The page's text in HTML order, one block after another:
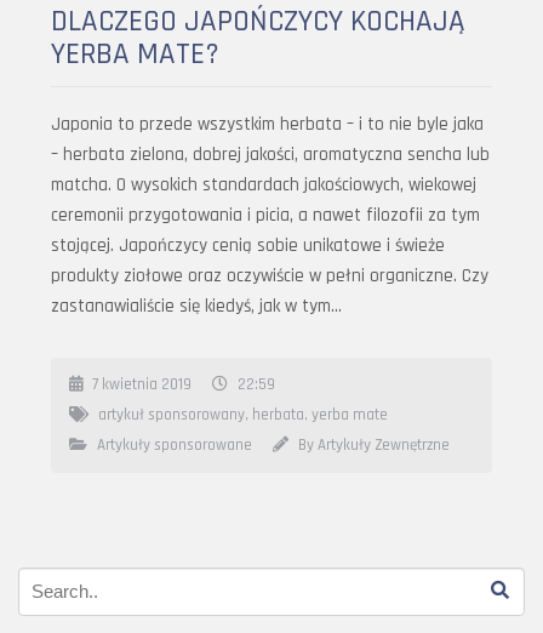
DLACZEGO JAPOŃCZYCY KOCHAJĄ
YERBA MATE?
Japonia to przede wszystkim herbata – i to nie byle jaka
– herbata zielona, dobrej jakości, aromatyczna sencha lub
matcha. O wysokich standardach jakościowych, wiekowej
ceremonii przygotowania i picia, a nawet filozofii za tym
stojącej. Japończycy cenią sobie unikatowe i świeże
produkty ziołowe oraz oczywiście w pełni organiczne. Czy
zastanawialiście się kiedyś, jak w tym…
7 kwietnia 2019
22:59
artykuł sponsorowany, herbata, yerba mate
Artykuły sponsorowane
By Artykuły Zewnętrzne